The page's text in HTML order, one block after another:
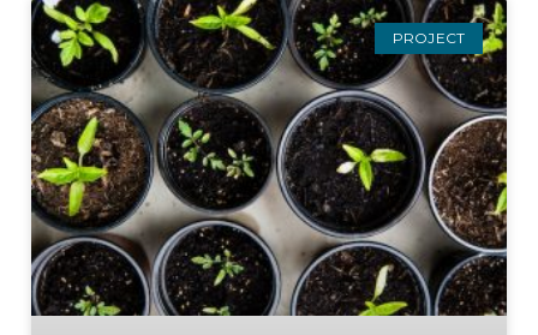
PROJECT